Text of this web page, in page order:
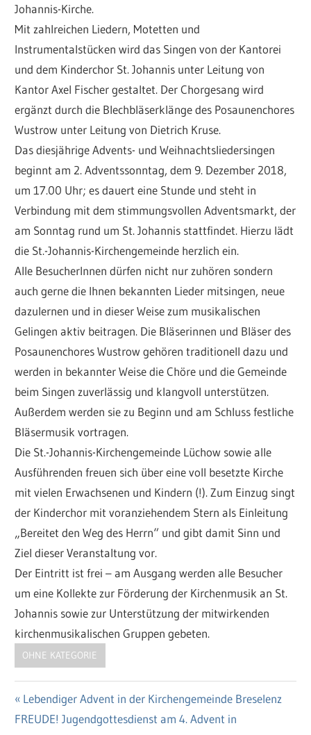
Johannis-Kirche.
Mit zahlreichen Liedern, Motetten und
Instrumentalstücken wird das Singen von der Kantorei
und dem Kinderchor St. Johannis unter Leitung von
Kantor Axel Fischer gestaltet. Der Chorgesang wird
ergänzt durch die Blechbläserklänge des Posaunenchores
Wustrow unter Leitung von Dietrich Kruse.
Das diesjährige Advents- und Weihnachtsliedersingen
beginnt am 2. Adventssonntag, dem 9. Dezember 2018,
um 17.00 Uhr; es dauert eine Stunde und steht in
Verbindung mit dem stimmungsvollen Adventsmarkt, der
am Sonntag rund um St. Johannis stattfindet. Hierzu lädt
die St.-Johannis-Kirchengemeinde herzlich ein.
Alle BesucherInnen dürfen nicht nur zuhören sondern
auch gerne die Ihnen bekannten Lieder mitsingen, neue
dazulernen und in dieser Weise zum musikalischen
Gelingen aktiv beitragen. Die Bläserinnen und Bläser des
Posaunenchores Wustrow gehören traditionell dazu und
werden in bekannter Weise die Chöre und die Gemeinde
beim Singen zuverlässig und klangvoll unterstützen.
Außerdem werden sie zu Beginn und am Schluss festliche
Bläsermusik vortragen.
Die St.-Johannis-Kirchengemeinde Lüchow sowie alle
Ausführenden freuen sich über eine voll besetzte Kirche
mit vielen Erwachsenen und Kindern (!). Zum Einzug singt
der Kinderchor mit voranziehendem Stern als Einleitung
„Bereitet den Weg des Herrn“ und gibt damit Sinn und
Ziel dieser Veranstaltung vor.
Der Eintritt ist frei – am Ausgang werden alle Besucher
um eine Kollekte zur Förderung der Kirchenmusik an St.
Johannis sowie zur Unterstützung der mitwirkenden
kirchenmusikalischen Gruppen gebeten.
OHNE KATEGORIE
Beitragsnavigation
Vorheriger
Beitrag:
Lebendiger Advent in der Kirchengemeinde Breselenz
Nächster
FREUDE! Jugendgottesdienst am 4. Advent in